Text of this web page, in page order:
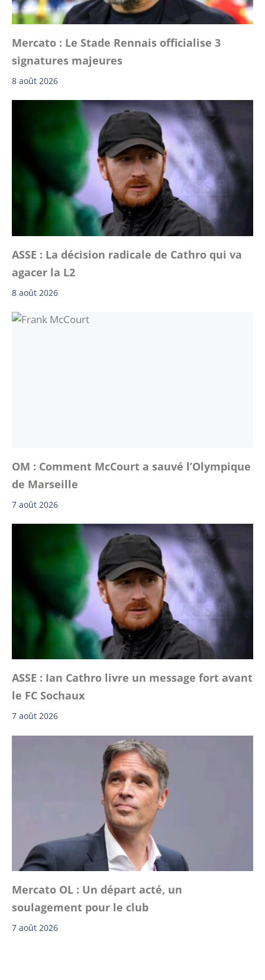
Mercato : Le Stade Rennais officialise 3
signatures majeures
8 août 2026
ASSE : La décision radicale de Cathro qui va
agacer la L2
8 août 2026
OM : Comment McCourt a sauvé l’Olympique
de Marseille
7 août 2026
ASSE : Ian Cathro livre un message fort avant
le FC Sochaux
7 août 2026
Mercato OL : Un départ acté, un
soulagement pour le club
7 août 2026